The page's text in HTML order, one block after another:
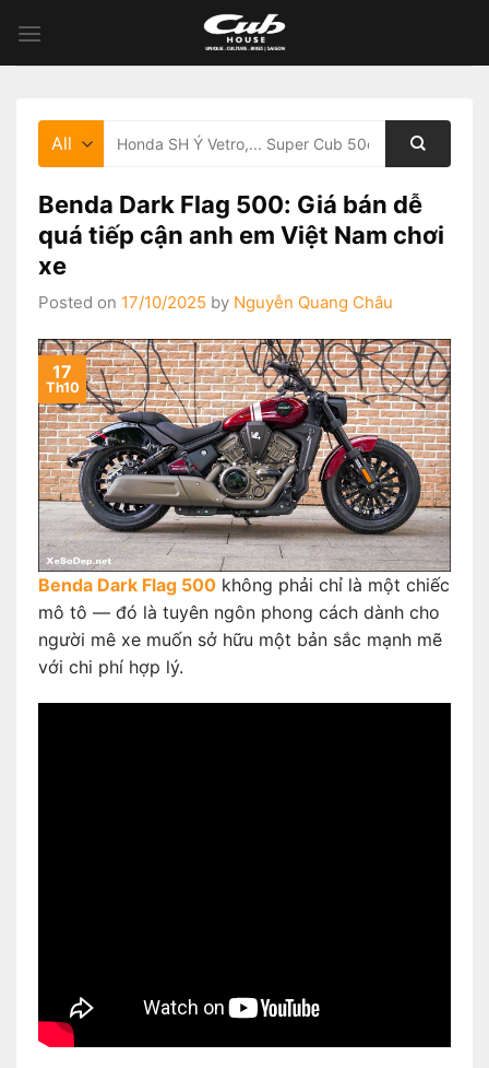
content
Benda Dark Flag 500: Giá bán dễ
quá tiếp cận anh em Việt Nam chơi
xe
Posted on 17/10/2025 by Nguyễn Quang Châu
17
Th10
Benda Dark Flag 500 không phải chỉ là một chiếc
mô tô — đó là tuyên ngôn phong cách dành cho
người mê xe muốn sở hữu một bản sắc mạnh mẽ
với chi phí hợp lý.